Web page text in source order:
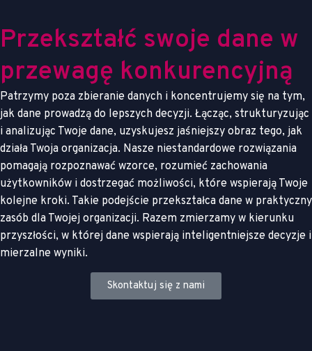
Przekształć swoje dane w
przewagę konkurencyjną
Patrzymy poza zbieranie danych i koncentrujemy się na tym,
jak dane prowadzą do lepszych decyzji. Łącząc, strukturyzując
i analizując Twoje dane, uzyskujesz jaśniejszy obraz tego, jak
działa Twoja organizacja. Nasze niestandardowe rozwiązania
pomagają rozpoznawać wzorce, rozumieć zachowania
użytkowników i dostrzegać możliwości, które wspierają Twoje
kolejne kroki. Takie podejście przekształca dane w praktyczny
zasób dla Twojej organizacji. Razem zmierzamy w kierunku
przyszłości, w której dane wspierają inteligentniejsze decyzje i
mierzalne wyniki.
Skontaktuj się z nami